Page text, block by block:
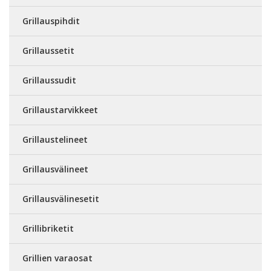
Grillauspihdit
Grillaussetit
Grillaussudit
Grillaustarvikkeet
Grillaustelineet
Grillausvälineet
Grillausvälinesetit
Grillibriketit
Grillien varaosat